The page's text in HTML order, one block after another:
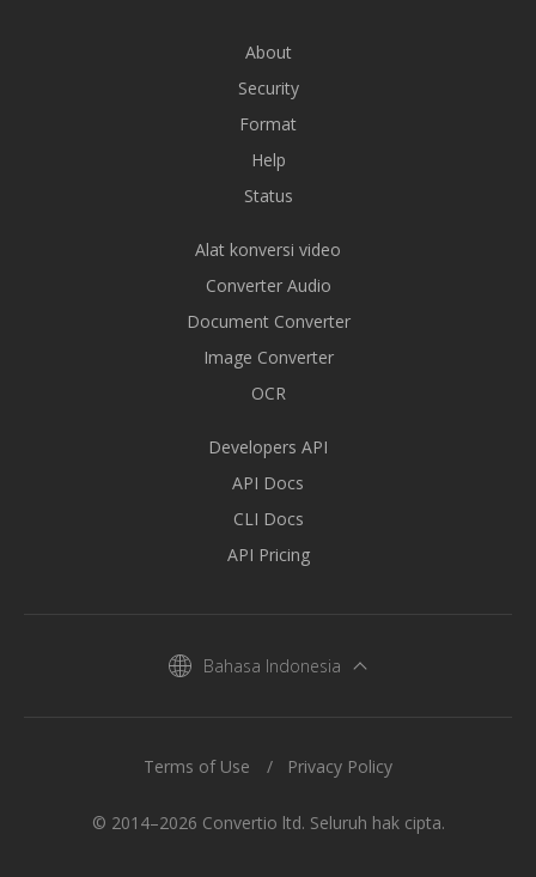
About
Security
Format
Help
Status
Alat konversi video
Converter Audio
Document Converter
Image Converter
OCR
Developers API
API Docs
CLI Docs
API Pricing
Bahasa Indonesia
© 2014–2026 Convertio ltd. Seluruh hak cipta.
Terms of Use Privacy Policy